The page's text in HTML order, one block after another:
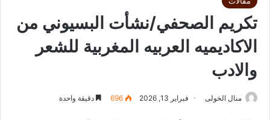
تكريم الصحفي/نشأت البسيوني من
الاكاديميه العربيه المغربية للشعر
والادب
منال الخولى فبراير 13, 2026 696 دقيقة واحدة